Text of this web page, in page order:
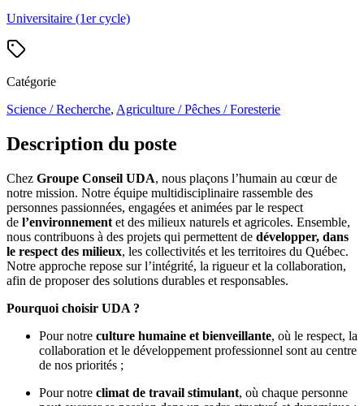
Universitaire (1er cycle)
Catégorie
Science / Recherche, Agriculture / Pêches / Foresterie
Description du poste
Chez Groupe Conseil UDA, nous plaçons l’humain au cœur de
notre mission. Notre équipe multidisciplinaire rassemble des
personnes passionnées, engagées et animées par le respect
de l’environnement et des milieux naturels et agricoles. Ensemble,
nous contribuons à des projets qui permettent de développer, dans
le respect des milieux, les collectivités et les territoires du Québec.
Notre approche repose sur l’intégrité, la rigueur et la collaboration,
afin de proposer des solutions durables et responsables.
Pourquoi choisir UDA ?
Pour notre culture humaine et bienveillante, où le respect, la
collaboration et le développement professionnel sont au centre
de nos priorités ;
Pour notre climat de travail stimulant, où chaque personne